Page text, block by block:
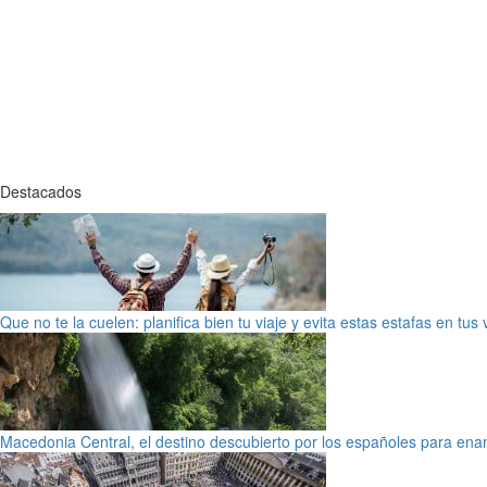
Destacados
Que no te la cuelen: planifica bien tu viaje y evita estas estafas en tus
Macedonia Central, el destino descubierto por los españoles para